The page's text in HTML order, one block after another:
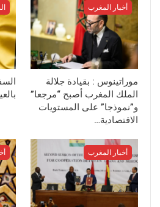
أخبار المغرب
موراتينوس : بقيادة جلالة
الملك المغرب أصبح “مرجعا”
و”نموذجا” على المستويات
الاقتصادية…
أخبار المغرب